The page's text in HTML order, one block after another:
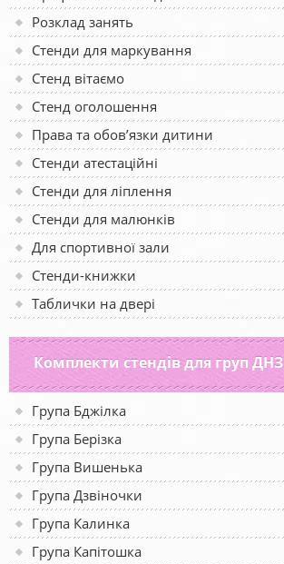
Розклад занять
Стенди для маркування
Стенд вітаємо
Стенд оголошення
Права та обов’язки дитини
Стенди атестаційні
Стенди для ліплення
Стенди для малюнків
Для спортивної зали
Стенди-книжки
Таблички на двері
Комплекти стендів для груп ДНЗ
Група Бджілка
Група Берізка
Група Вишенька
Група Дзвіночки
Група Калинка
Група Капітошка